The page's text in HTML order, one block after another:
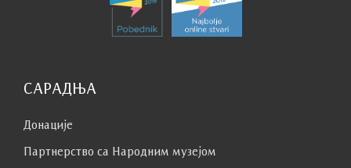
САРАДЊА
Донације
Партнерство са Народним музејoм